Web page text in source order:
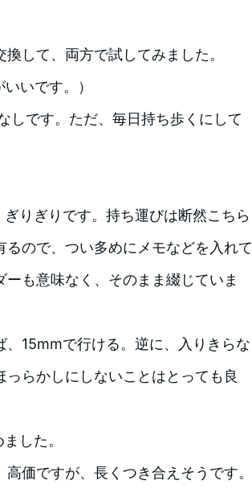
して、両方で試してみました。
いです。）
しです。ただ、毎日持ち歩くにして
りぎりです。持ち運びは断然こちら
ので、つい多めにメモなどを入れて
も意味なく、そのまま綴じていま
、15mmで行ける。逆に、入りきらな
らかしにしないことはとっても良
した。
価ですが、長くつき合えそうです。